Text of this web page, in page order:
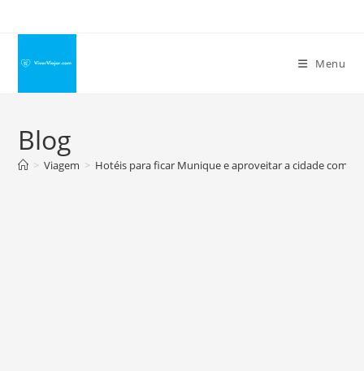
conteúdo
Menu
Blog
> Viagem > Hotéis para ficar Munique e aproveitar a cidade com